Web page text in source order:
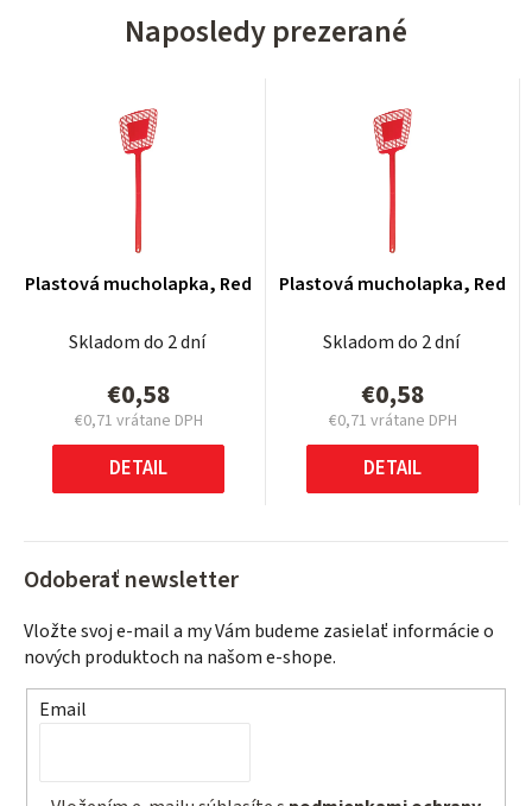
Naposledy prezerané
Plastová mucholapka, Red
Skladom do 2 dní
€0,58
€0,71 vrátane DPH
Jednotková
cena:
DETAIL
Plastová mucholapka, Red
Skladom do 2 dní
€0,58
€0,71 vrátane DPH
Jednotková
cena:
DETAIL
Odoberať newsletter
Vložte svoj e-mail a my Vám budeme zasielať informácie o
nových produktoch na našom e-shope.
Email